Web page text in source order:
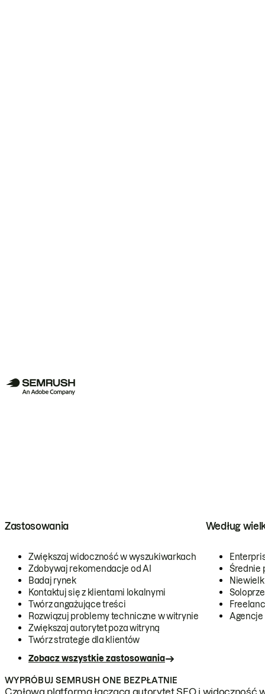
Zastosowania
Zwiększaj widoczność w wyszukiwarkach
Zdobywaj rekomendacje od AI
Badaj rynek
Kontaktuj się z klientami lokalnymi
Twórz angażujące treści
Rozwiązuj problemy techniczne w witrynie
Zwiększaj autorytet poza witryną
Twórz strategie dla klientów
Zobacz wszystkie zastosowania
Według
Średnie
Agencje
WYPRÓBUJ SEMRUSH ONE BEZPŁATNIE
Czołowa platforma łącząca autorytet SEO i widoczność